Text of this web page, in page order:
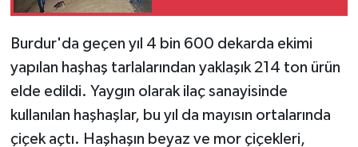
Burdur'da geçen yıl 4 bin 600 dekarda ekimi
yapılan haşhaş tarlalarından yaklaşık 214 ton ürün
elde edildi. Yaygın olarak ilaç sanayisinde
kullanılan haşhaşlar, bu yıl da mayısın ortalarında
çiçek açtı. Haşhaşın beyaz ve mor çiçekleri,